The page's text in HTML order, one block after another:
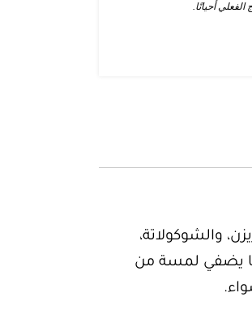
أحيانًا.
والشوكولاتة،
مما يضفي لمسة من